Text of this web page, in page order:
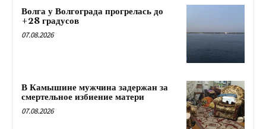
Волга у Волгограда прогрелась до
+28 градусов
07.08.2026
В Камышине мужчина задержан за
смертельное избиение матери
07.08.2026